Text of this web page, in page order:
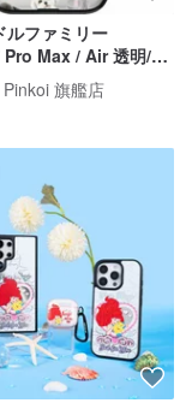
ルファミリー
Max / Air 透明/マ
け替えスマホケー
旗艦店